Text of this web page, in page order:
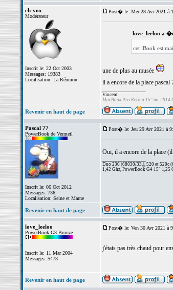
ch-vox
Modérateur
Inscrit le: 22 Oct 2003
Messages: 19383
Localisation: La Réunion
Post� le: Mer 28 Avr 2021 à
love_leeloo a
cet iBook est
une de plus au musée
il a encore de la place pascal
Vincent
MacBook Pro Retina 15" mi-2014
Revenir en haut de page
Pascal 77
PowerBook de Vermeil
Inscrit le: 06 Oct 2012
Messages: 736
Localisation: Seine et Marne
Post� le: Jeu 29 Avr 2021 à
Oui, il a encore de la place
Duo 230 (68030/33,), 520 et 520c
1,42 Ghz, PowerBook G4 15" 1,25
Revenir en haut de page
love_leeloo
PowerBook G3 Bronze
Inscrit le: 11 Mar 2004
Messages: 5473
Post� le: Ven 30 Avr 2021 à
j'étais pas très chaud pour
Revenir en haut de page